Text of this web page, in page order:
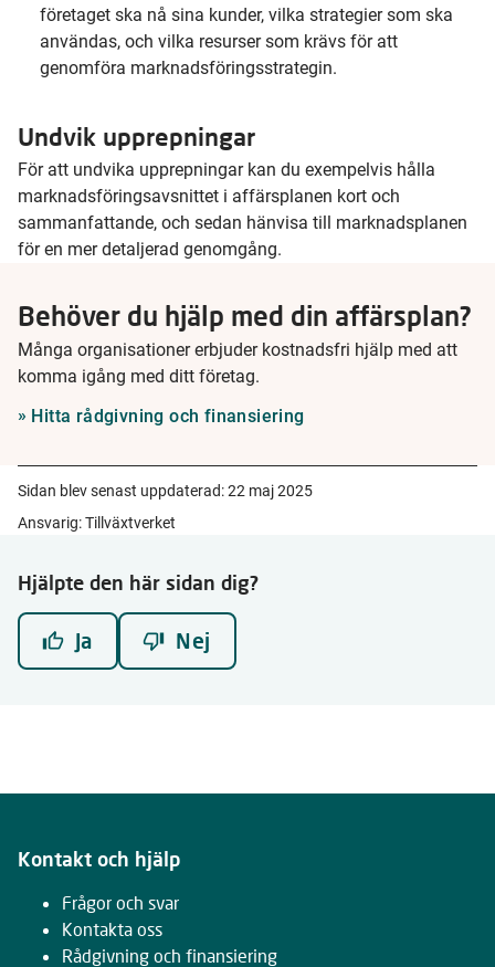
företaget ska nå sina kunder, vilka strategier som ska
användas, och vilka resurser som krävs för att
genomföra marknadsföringsstrategin.
Undvik upprepningar
För att undvika upprepningar kan du exempelvis hålla
marknadsföringsavsnittet i affärsplanen kort och
sammanfattande, och sedan hänvisa till marknadsplanen
för en mer detaljerad genomgång.
Behöver du hjälp med din affärsplan?
Många organisationer erbjuder kostnadsfri hjälp med att
komma igång med ditt företag.
Hitta rådgivning och finansiering
Sidan blev senast uppdaterad:22 maj 2025
Ansvarig: Tillväxtverket
Hjälpte den här sidan dig?
Ja Nej
Kontakt och hjälp
Frågor och svar
Kontakta oss
Rådgivning och finansiering